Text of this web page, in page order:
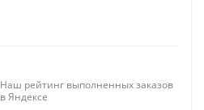
Наш рейтинг выполненных заказов
в Яндексе